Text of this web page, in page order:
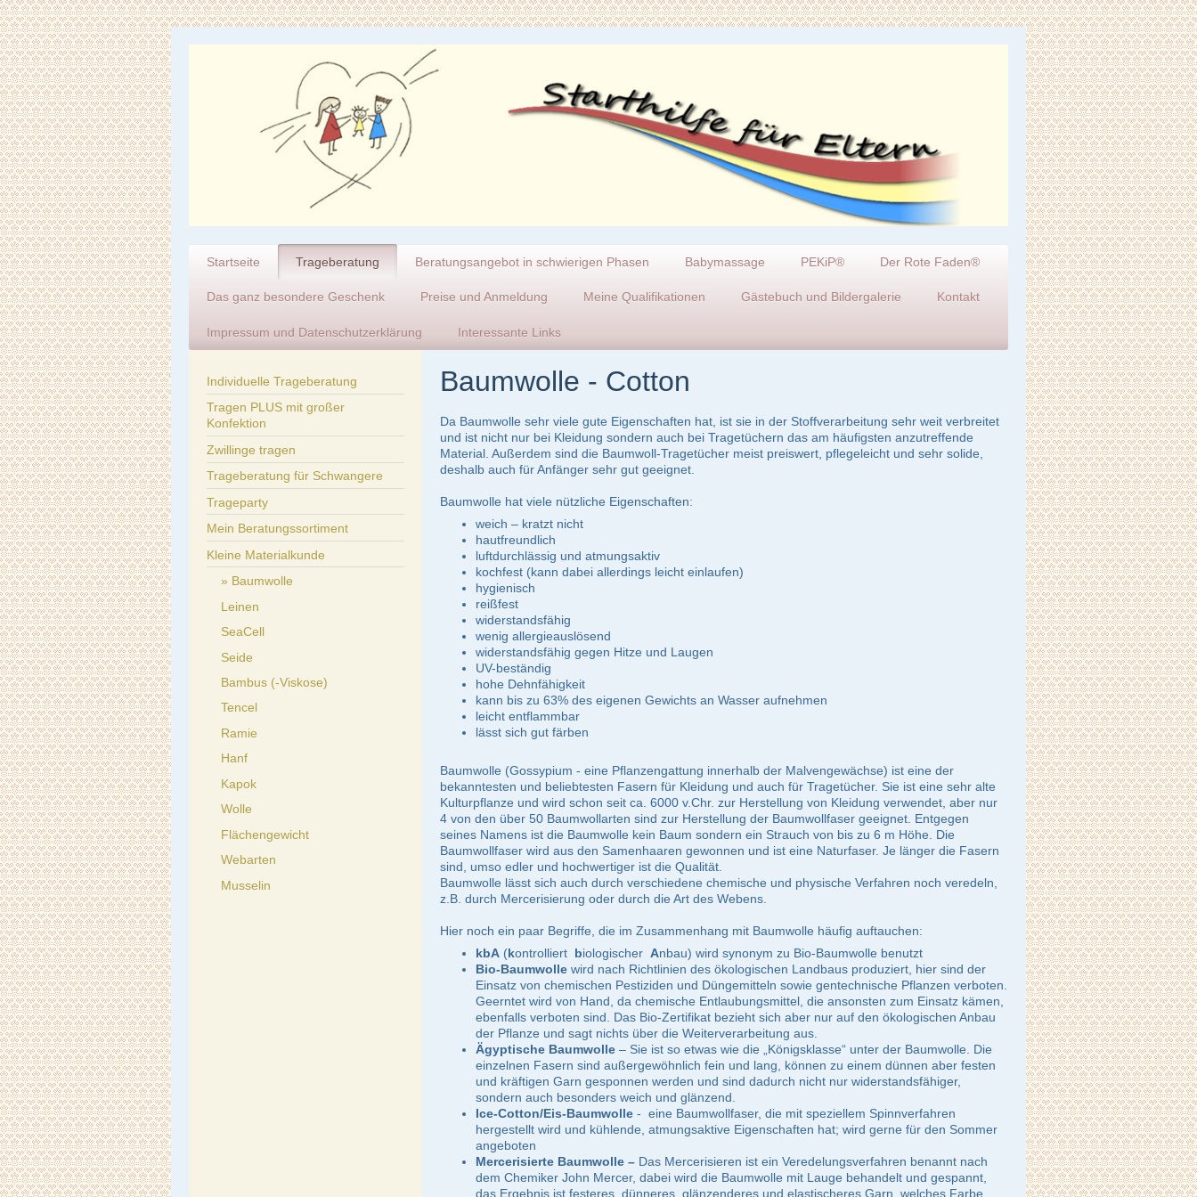
Startseite Trageberatung Beratungsangebot in schwierigen Phasen Babymassage PEKiP® Der Rote Faden®
Das ganz besondere Geschenk Preise und Anmeldung Meine Qualifikationen Gästebuch und Bildergalerie Kontakt
Impressum und Datenschutzerklärung Interessante Links
Baumwolle - Cotton
Da Baumwolle sehr viele gute Eigenschaften hat, ist sie in der Stoffverarbeitung sehr weit verbreitet
und ist nicht nur bei Kleidung sondern auch bei Tragetüchern das am häufigsten anzutreffende
Material. Außerdem sind die Baumwoll-Tragetücher meist preiswert, pflegeleicht und sehr solide,
deshalb auch für Anfänger sehr gut geeignet.
Baumwolle hat viele nützliche Eigenschaften:
weich – kratzt nicht
hautfreundlich
luftdurchlässig und atmungsaktiv
kochfest (kann dabei allerdings leicht einlaufen)
hygienisch
reißfest
widerstandsfähig
wenig allergieauslösend
widerstandsfähig gegen Hitze und Laugen
UV-beständig
hohe Dehnfähigkeit
kann bis zu 63% des eigenen Gewichts an Wasser aufnehmen
leicht entflammbar
lässt sich gut färben
Baumwolle (Gossypium - eine Pflanzengattung innerhalb der Malvengewächse) ist eine der
bekanntesten und beliebtesten Fasern für Kleidung und auch für Tragetücher. Sie ist eine sehr alte
Kulturpflanze und wird schon seit ca. 6000 v.Chr. zur Herstellung von Kleidung verwendet, aber nur
4 von den über 50 Baumwollarten sind zur Herstellung der Baumwollfaser geeignet. Entgegen
seines Namens ist die Baumwolle kein Baum sondern ein Strauch von bis zu 6 m Höhe. Die
Baumwollfaser wird aus den Samenhaaren gewonnen und ist eine Naturfaser. Je länger die Fasern
sind, umso edler und hochwertiger ist die Qualität.
Baumwolle lässt sich auch durch verschiedene chemische und physische Verfahren noch veredeln,
z.B. durch Mercerisierung oder durch die Art des Webens.
Hier noch ein paar Begriffe, die im Zusammenhang mit Baumwolle häufig auftauchen:
kbA (kontrolliert biologischerAnbau) wird synonym zu Bio-Baumwolle benutzt
Bio-Baumwolle wird nach Richtlinien des ökologischen Landbaus produziert, hier sind der
Einsatz von chemischen Pestiziden und Düngemitteln sowie gentechnische Pflanzen verboten.
Geerntet wird von Hand, da chemische Entlaubungsmittel, die ansonsten zum Einsatz kämen,
ebenfalls verboten sind. Das Bio-Zertifikat bezieht sich aber nur auf den ökologischen Anbau
der Pflanze und sagt nichts über die Weiterverarbeitung aus.
Ägyptische Baumwolle – Sie ist so etwas wie die „Königsklasse“ unter der Baumwolle. Die
einzelnen Fasern sind außergewöhnlich fein und lang, können zu einem dünnen aber festen
und kräftigen Garn gesponnen werden und sind dadurch nicht nur widerstandsfähiger,
sondern auch besonders weich und glänzend.
Ice-Cotton/Eis-Baumwolle - eine Baumwollfaser, die mit speziellem Spinnverfahren
hergestellt wird und kühlende, atmungsaktive Eigenschaften hat; wird gerne für den Sommer
angeboten
Mercerisierte Baumwolle – Das Mercerisieren ist ein Veredelungsverfahren benannt nach
dem Chemiker John Mercer, dabei wird die Baumwolle mit Lauge behandelt und gespannt,
das Ergebnis ist festeres, dünneres, glänzenderes und elastischeres Garn, welches Farbe
Individuelle Trageberatung
Tragen PLUS mit großer
Konfektion
Zwillinge tragen
Trageberatung für Schwangere
Trageparty
Mein Beratungssortiment
Kleine Materialkunde
Baumwolle
Leinen
SeaCell
Seide
Bambus (-Viskose)
Tencel
Ramie
Hanf
Kapok
Wolle
Flächengewicht
Webarten
Musselin